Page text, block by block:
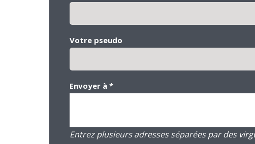
Votre pseudo
Envoyer à *
Entrez plusieurs adresses séparées par des